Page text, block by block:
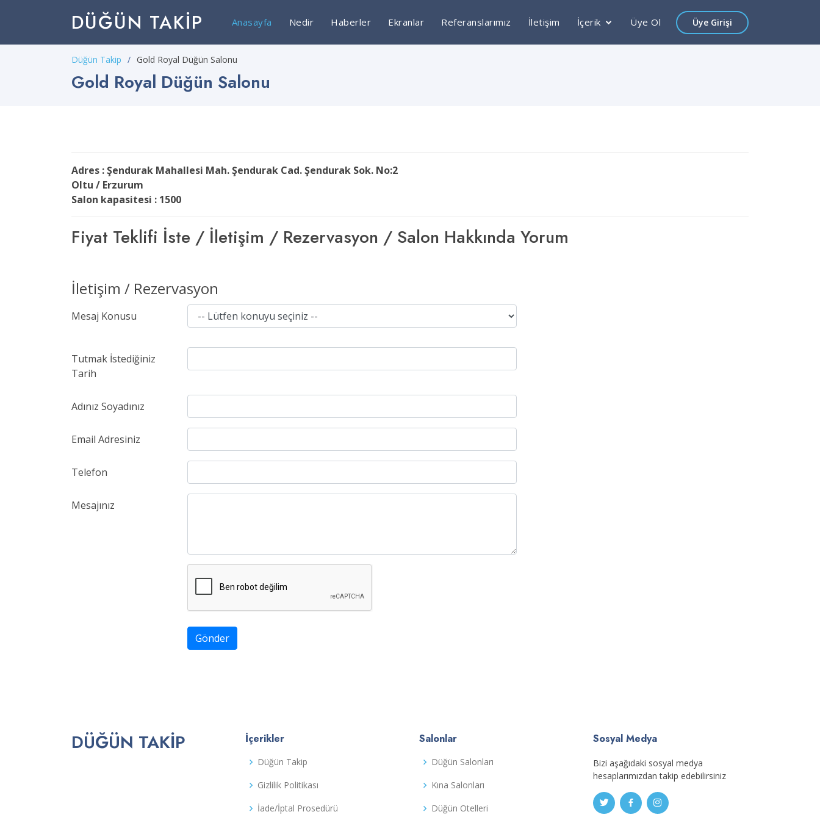
DÜĞÜN TAKIP Anasayfa Nedir Haberler Ekranlar Referanslarımız İletişim İçerik Üye Ol Üye Girişi
Düğün Takip Gold Royal Düğün Salonu
Gold Royal Düğün Salonu
Adres : Şendurak Mahallesi Mah. Şendurak Cad. Şendurak Sok. No:2
Oltu / Erzurum
Salon kapasitesi : 1500
Fiyat Teklifi İste / İletişim / Rezervasyon / Salon Hakkında Yorum
İletişim / Rezervasyon
Mesaj Konusu
Tutmak İstediğiniz
Tarih
Adınız Soyadınız
Email Adresiniz
Telefon
Mesajınız
Gönder
DÜĞÜN TAKIP İçerikler
Düğün Takip
Gizlilik Politikası
İade/İptal Prosedürü
Salonlar
Düğün Salonları
Kına Salonları
Düğün Otelleri
Sosyal Medya
Bizi aşağıdaki sosyal medya
hesaplarımızdan takip edebilirsiniz